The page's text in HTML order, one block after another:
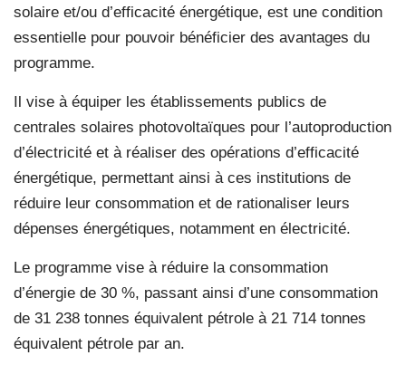
solaire et/ou d’efficacité énergétique, est une condition
essentielle pour pouvoir bénéficier des avantages du
programme.
Il vise à équiper les établissements publics de
centrales solaires photovoltaïques pour l’autoproduction
d’électricité et à réaliser des opérations d’efficacité
énergétique, permettant ainsi à ces institutions de
réduire leur consommation et de rationaliser leurs
dépenses énergétiques, notamment en électricité.
Le programme vise à réduire la consommation
d’énergie de 30 %, passant ainsi d’une consommation
de 31 238 tonnes équivalent pétrole à 21 714 tonnes
équivalent pétrole par an.